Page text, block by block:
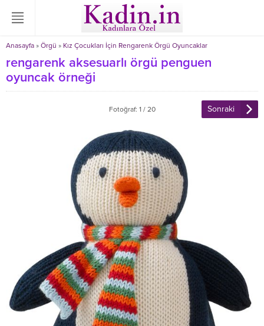
Anasayfa » Örgü » Kız Çocukları İçin Rengarenk Örgü Oyuncaklar
rengarenk aksesuarlı örgü penguen
oyuncak örneği
Fotoğraf: 1 / 20 Sonraki